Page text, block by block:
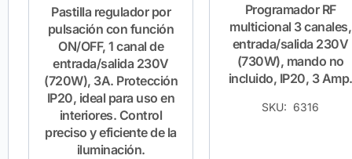
Pastilla regulador por
pulsación con función
ON/OFF, 1 canal de
entrada/salida 230V
(720W), 3A. Protección
IP20, ideal para uso en
interiores. Control
preciso y eficiente de la
iluminación.
Programador RF
multicional 3 canales,
entrada/salida 230V
(730W), mando no
incluido, IP20, 3 Amp.
SKU: 6316